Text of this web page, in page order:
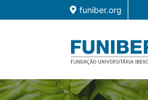
funiber.org